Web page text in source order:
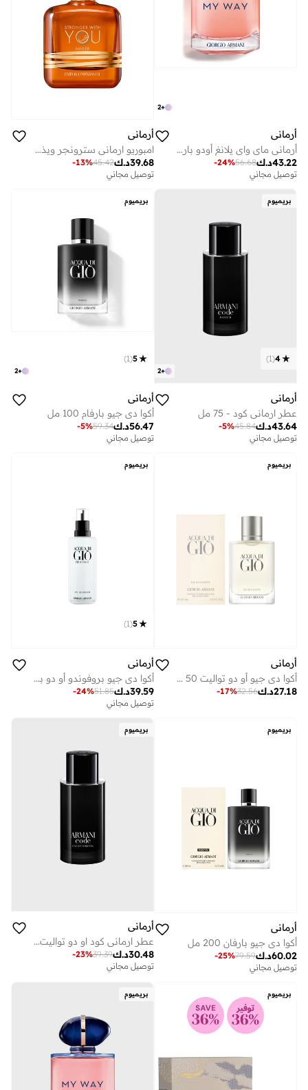
+
2
أرماني
أرماني ماي واي يلانغ أودو بارفان 90 مل
د.ك43.22
56.68
-24%
توصيل مجاني
أرماني
امبوريو ارماني سترونجر ويذ يو امبر 100 مل
د.ك39.68
45.42
-13%
توصيل مجاني
بريميوم
+
2
4
(
1
)
أرماني
عطر ارماني كود - 75 مل
د.ك43.64
45.84
-5%
توصيل مجاني
بريميوم
+
2
5
(
1
)
أرماني
أكوا دي جيو بارفام 100 مل
د.ك56.47
59.34
-5%
توصيل مجاني
بريميوم
أرماني
أكوا دي جيو أو دو تواليت 50 مل
د.ك27.18
32.56
-17%
بريميوم
5
(
1
)
أرماني
أكوا دي جيو بروفوندو أو دو بارفان عبوة إعادة تعبئة 150 مل
د.ك39.59
51.85
-24%
توصيل مجاني
بريميوم
أرماني
أكوا دي جيو بارفان 200 مل
د.ك60.02
79.59
-25%
توصيل مجاني
بريميوم
أرماني
عطر ارماني كود او دو تواليت - 125 مل
د.ك30.48
39.39
-23%
توصيل مجاني
بريميوم بريميوم